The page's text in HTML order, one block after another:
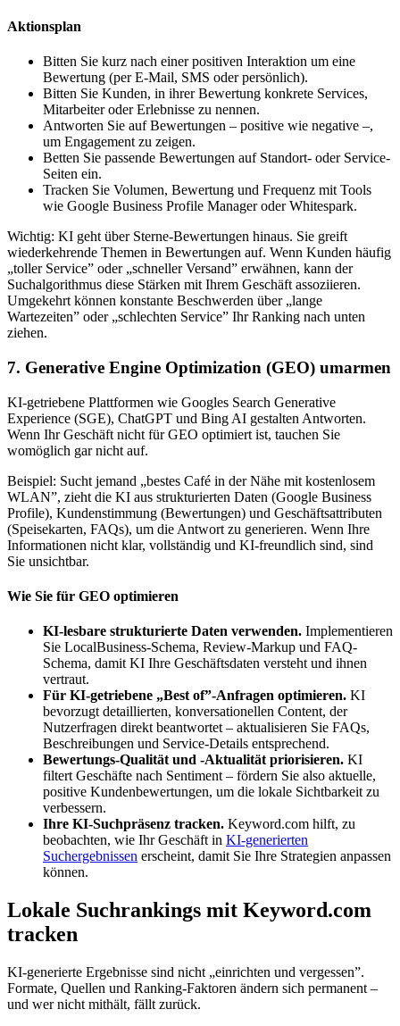
Aktionsplan
Bitten Sie kurz nach einer positiven Interaktion um eine
Bewertung (per E-Mail, SMS oder persönlich).
Bitten Sie Kunden, in ihrer Bewertung konkrete Services,
Mitarbeiter oder Erlebnisse zu nennen.
Antworten Sie auf Bewertungen – positive wie negative –,
um Engagement zu zeigen.
Betten Sie passende Bewertungen auf Standort- oder Service-
Seiten ein.
Tracken Sie Volumen, Bewertung und Frequenz mit Tools
wie Google Business Profile Manager oder Whitespark.
Wichtig: KI geht über Sterne-Bewertungen hinaus. Sie greift
wiederkehrende Themen in Bewertungen auf. Wenn Kunden häufig
„toller Service” oder „schneller Versand” erwähnen, kann der
Suchalgorithmus diese Stärken mit Ihrem Geschäft assoziieren.
Umgekehrt können konstante Beschwerden über „lange
Wartezeiten” oder „schlechten Service” Ihr Ranking nach unten
ziehen.
7. Generative Engine Optimization (GEO) umarmen
KI-getriebene Plattformen wie Googles Search Generative
Experience (SGE), ChatGPT und Bing AI gestalten Antworten.
Wenn Ihr Geschäft nicht für GEO optimiert ist, tauchen Sie
womöglich gar nicht auf.
Beispiel: Sucht jemand „bestes Café in der Nähe mit kostenlosem
WLAN”, zieht die KI aus strukturierten Daten (Google Business
Profile), Kundenstimmung (Bewertungen) und Geschäftsattributen
(Speisekarten, FAQs), um die Antwort zu generieren. Wenn Ihre
Informationen nicht klar, vollständig und KI-freundlich sind, sind
Sie unsichtbar.
Wie Sie für GEO optimieren
KI-lesbare strukturierte Daten verwenden. Implementieren
Sie LocalBusiness-Schema, Review-Markup und FAQ-
Schema, damit KI Ihre Geschäftsdaten versteht und ihnen
vertraut.
Für KI-getriebene „Best of”-Anfragen optimieren. KI
bevorzugt detaillierten, konversationellen Content, der
Nutzerfragen direkt beantwortet – aktualisieren Sie FAQs,
Beschreibungen und Service-Details entsprechend.
Bewertungs-Qualität und -Aktualität priorisieren. KI
filtert Geschäfte nach Sentiment – fördern Sie also aktuelle,
positive Kundenbewertungen, um die lokale Sichtbarkeit zu
verbessern.
Ihre KI-Suchpräsenz tracken. Keyword.com hilft, zu
beobachten, wie Ihr Geschäft in KI-generierten
Suchergebnissen erscheint, damit Sie Ihre Strategien anpassen
können.
Lokale Suchrankings mit Keyword.com
tracken
KI-generierte Ergebnisse sind nicht „einrichten und vergessen”.
Formate, Quellen und Ranking-Faktoren ändern sich permanent –
und wer nicht mithält, fällt zurück.